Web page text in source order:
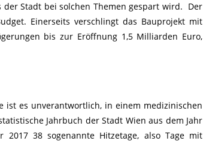
Stadt bei solchen Themen gespart wird. Der
Einerseits verschlingt das Bauprojekt mit
bis zur Eröffnung 1,5 Milliarden Euro,
ist es unverantwortlich, in einem medizinischen
Jahrbuch der Stadt Wien aus dem Jahr
38 sogenannte Hitzetage, also Tage mit